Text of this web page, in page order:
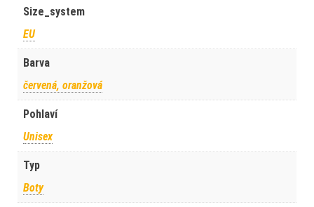
Size_system
EU
Barva
červená, oranžová
Pohlaví
Unisex
Typ
Boty